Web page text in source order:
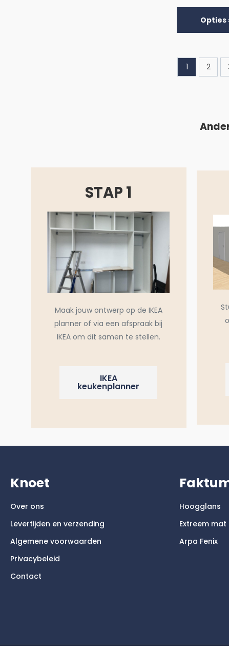
1 2
STAP 1
Maak jouw ontwerp op de IKEA
planner of via een afspraak bij
IKEA om dit samen te stellen.
IKEA
keukenplanner
Knoet
Over ons
Levertijden en verzending
Algemene voorwaarden
Privacybeleid
Contact
Hoogglans
Extreem mat
Arpa Fenix